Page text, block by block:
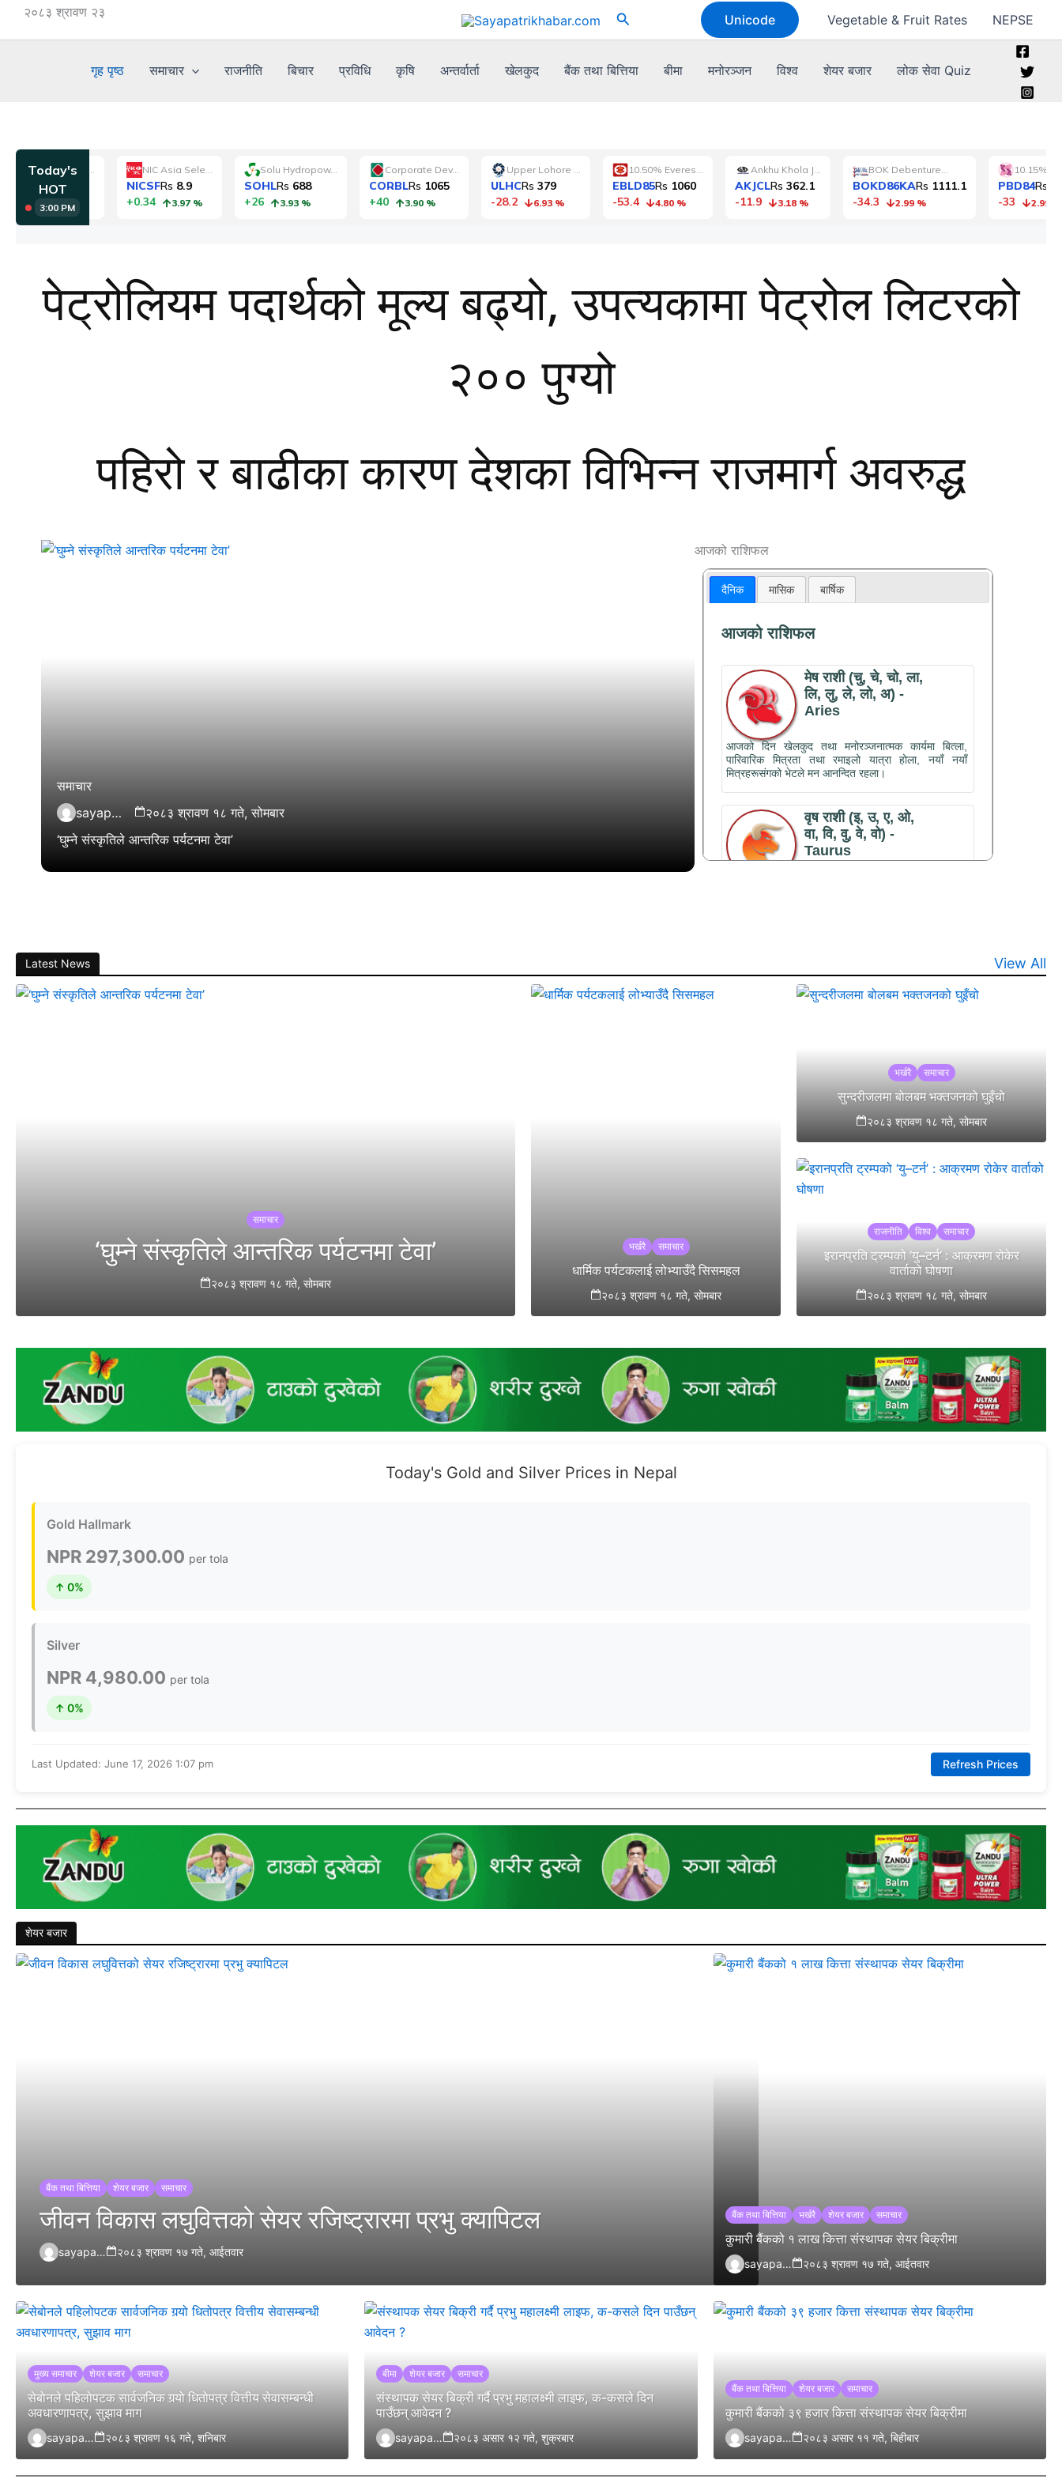
Skip२०८३ श्रावण २३ Search Unicode Vegetable & Fruit Rates NEPSE
गृह पृष्ठ समाचार राजनीति बिचार प्रविधि कृषि अन्तर्वार्ता खेलकुद बैंक तथा बित्तिया बीमा मनोरञ्जन विश्व शेयर बजार लोक सेवा Quiz
पेट्रोलियम पदार्थको मूल्य बढ्यो, उपत्यकामा पेट्रोल लिटरको
२०० पुग्यो
पहिरो र बाढीका कारण देशका विभिन्न राजमार्ग अवरुद्ध
समाचार
sayapatrikhabar.com
२०८३ श्रावण १८ गते, सोमबार
‘घुम्ने संस्कृतिले आन्तरिक पर्यटनमा टेवा’
sayapatrikhabar.com
२०८३ श्रावण १८ गते, सोमबार
धार्मिक पर्यटकलाई लोभ्याउँदै सिसमहल
आजको राशिफल
Latest News View All
समाचार
‘घुम्ने संस्कृतिले आन्तरिक पर्यटनमा टेवा’
२०८३ श्रावण १८ गते, सोमबार
भर्खरै समाचार
धार्मिक पर्यटकलाई लोभ्याउँदै सिसमहल
२०८३ श्रावण १८ गते, सोमबार
भर्खरै समाचार
सुन्दरीजलमा बोलबम भक्तजनको घुइँचो
२०८३ श्रावण १८ गते, सोमबार
राजनीति विश्व समाचार
इरानप्रति ट्रम्पको ‘यु–टर्न’ : आक्रमण रोकेर
वार्ताको घोषणा
२०८३ श्रावण १८ गते, सोमबार
Today's Gold and Silver Prices in Nepal
Gold Hallmark
NPR 297,300.00 per tola
↑ 0%
Silver
NPR 4,980.00 per tola
↑ 0%
Last Updated: June 17, 2026 1:07 pm Refresh Prices
शेयर बजार
बैंक तथा बित्तिया शेयर बजार समाचार
जीवन विकास लघुवित्तको सेयर रजिष्ट्रारमा प्रभु क्यापिटल
sayapatrikhabar.com २०८३ श्रावण १७ गते, आईतवार
बैंक तथा बित्तिया भर्खरै शेयर बजार समाचार
कुमारी बैंकको १ लाख कित्ता संस्थापक सेयर बिक्रीमा
sayapatrikhabar.com २०८३ श्रावण १७ गते, आईतवार
मुख्य समाचार शेयर बजार समाचार
सेबोनले पहिलोपटक सार्वजनिक गर्‍यो धितोपत्र वित्तीय सेवासम्बन्धी
अवधारणापत्र, सुझाव माग
sayapatrikhabar.com २०८३ श्रावण १६ गते, शनिबार
बीमा शेयर बजार समाचार
संस्थापक सेयर बिक्री गर्दै प्रभु महालक्ष्मी लाइफ, क-कसले दिन
पाउँछन् आवेदन ?
sayapatrikhabar.com २०८३ असार १२ गते, शुक्रबार
बैंक तथा बित्तिया शेयर बजार समाचार
कुमारी बैंकको ३९ हजार कित्ता संस्थापक सेयर बिक्रीमा
sayapatrikhabar.com २०८३ असार ११ गते, बिहीबार